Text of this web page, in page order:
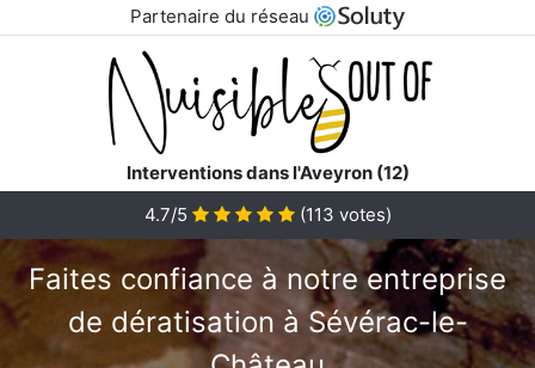
Partenaire du réseau
Interventions dans l'Aveyron (12)
4.7/5
(113 votes)
Faites confiance à notre entreprise
de dératisation à Sévérac-le-